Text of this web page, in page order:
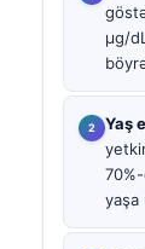
µg/
Yaş
yaşa